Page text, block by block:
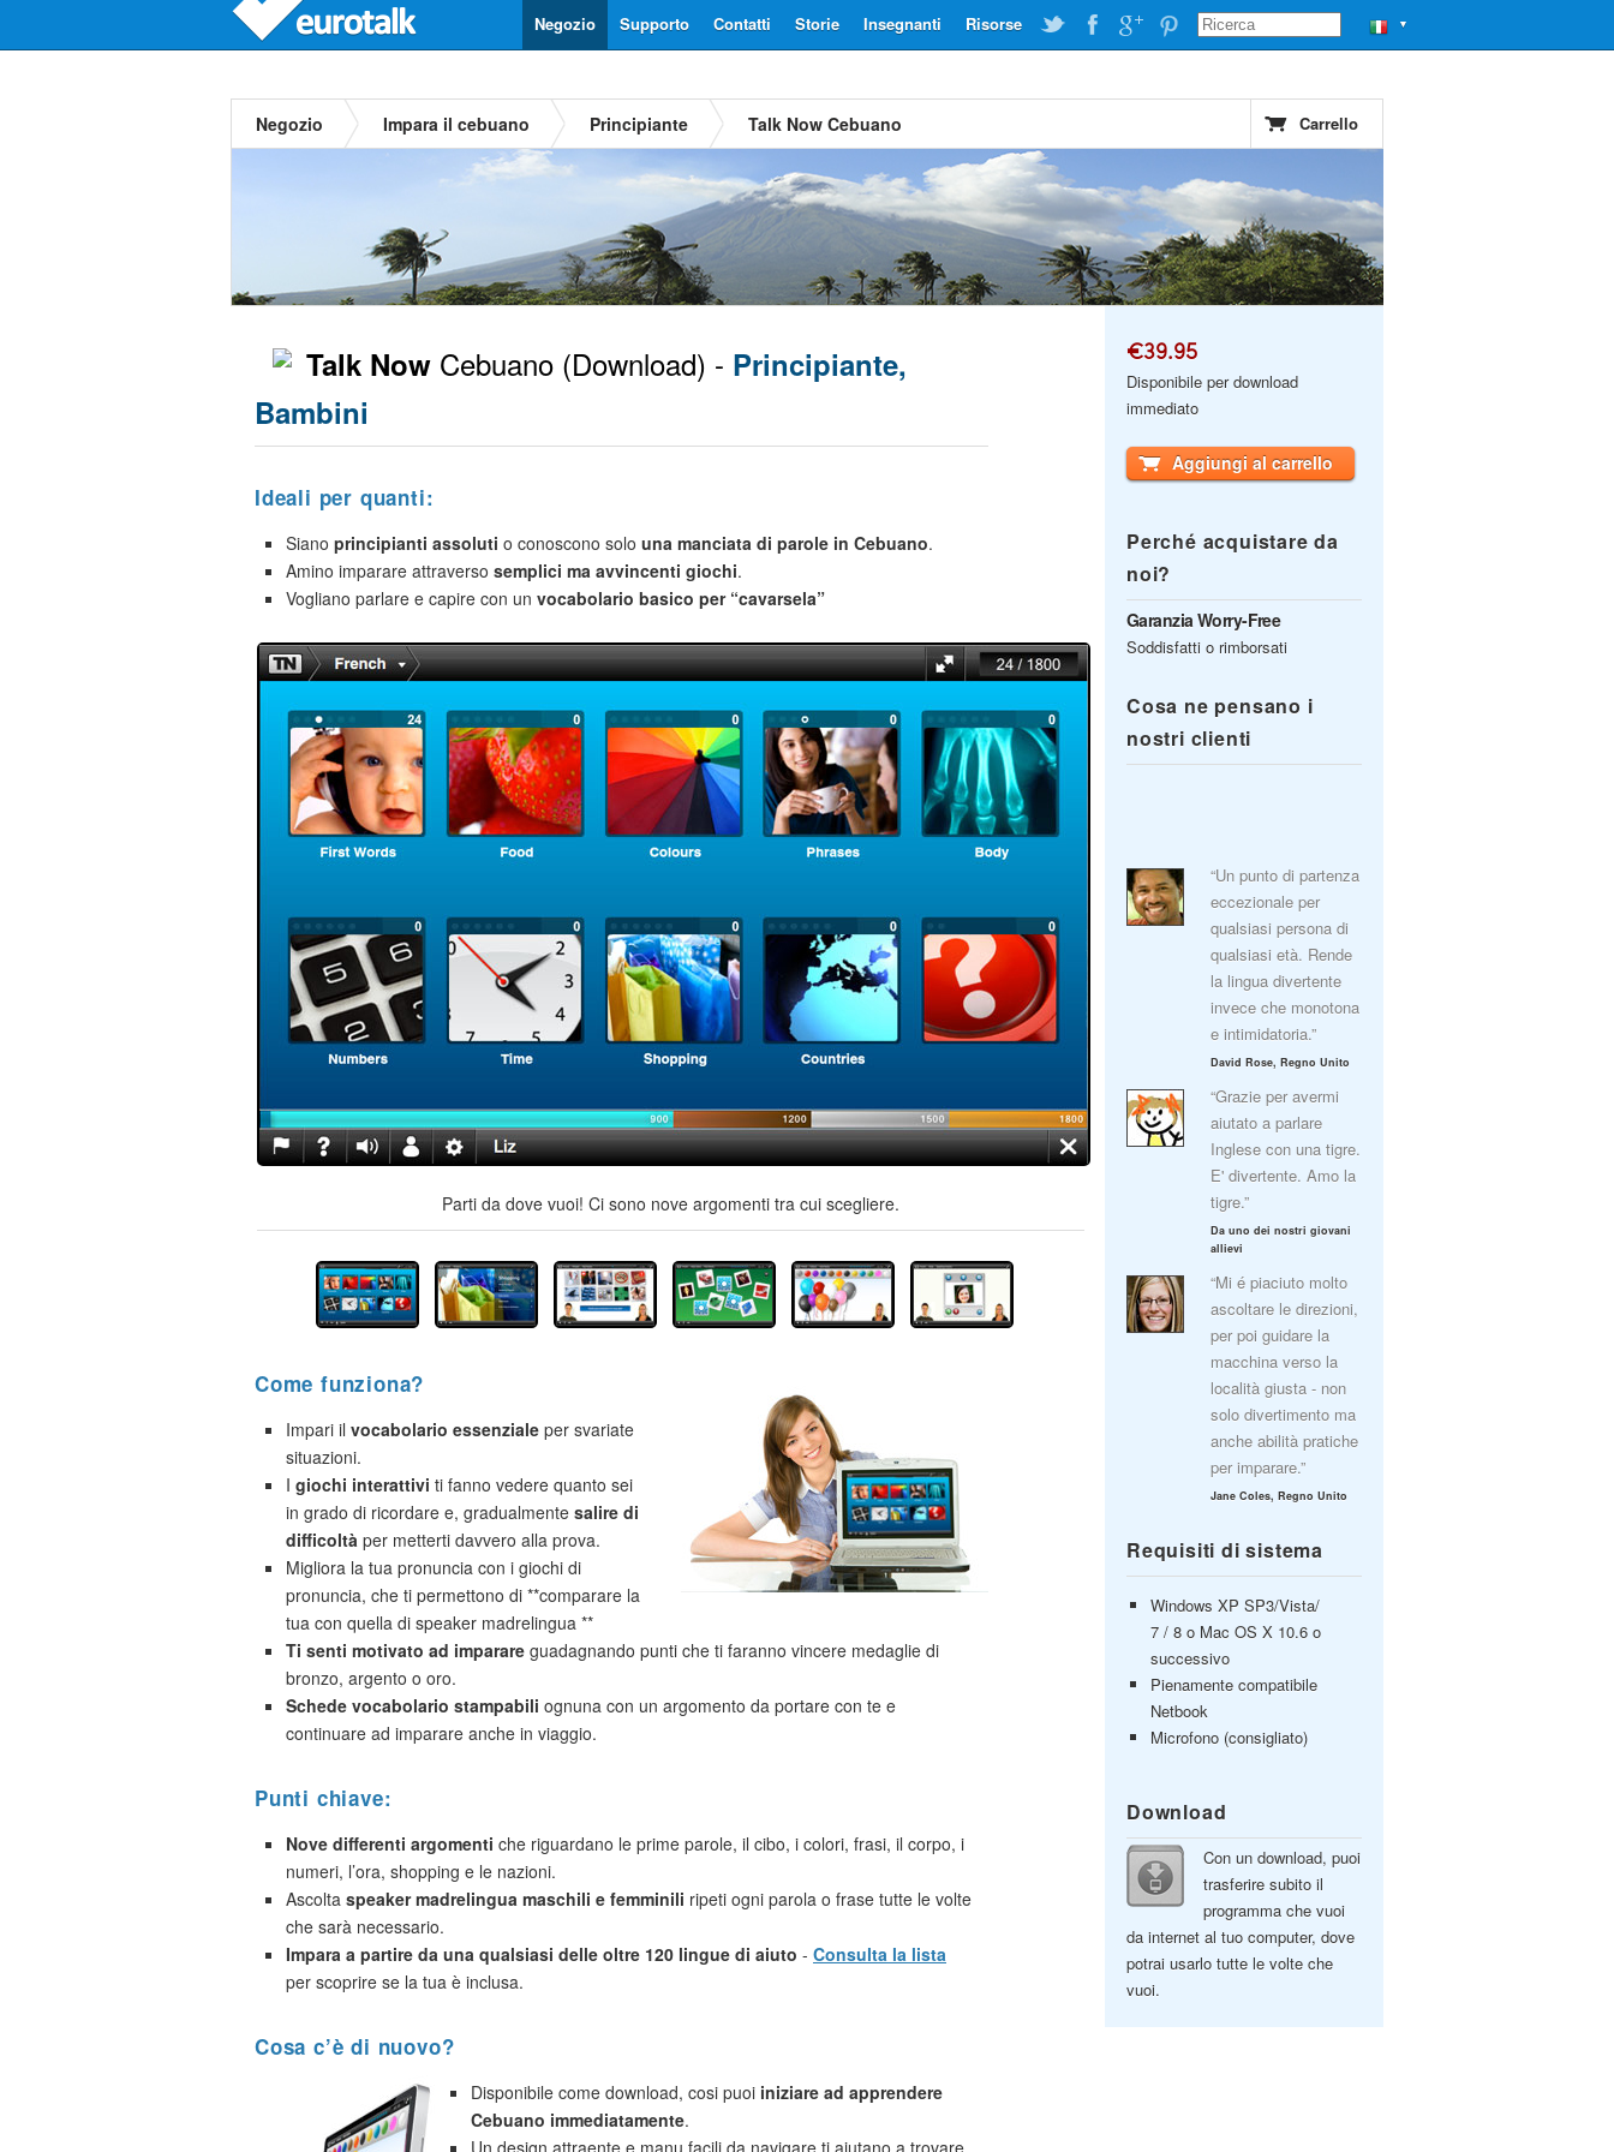
▼
Risorse
Insegnanti
Storie
Contatti
Supporto
Negozio
Negozio Impara il cebuano Principiante Talk Now Cebuano Carrello
Talk Now Cebuano (Download) - Principiante,
Bambini
Ideali per quanti:
Siano principianti assoluti o conoscono solo una manciata di parole in Cebuano.
Amino imparare attraverso semplici ma avvincenti giochi.
Vogliano parlare e capire con un vocabolario basico per “cavarsela”
Parti da dove vuoi! Ci sono nove argomenti tra cui scegliere.
Come funziona?
Impari il vocabolario essenziale per svariate
situazioni.
I giochi interattivi ti fanno vedere quanto sei
in grado di ricordare e, gradualmente salire di
difficoltà per metterti davvero alla prova.
Migliora la tua pronuncia con i giochi di
pronuncia, che ti permettono di **comparare la
tua con quella di speaker madrelingua **
Ti senti motivato ad imparare guadagnando punti che ti faranno vincere medaglie di
bronzo, argento o oro.
Schede vocabolario stampabili ognuna con un argomento da portare con te e
continuare ad imparare anche in viaggio.
Punti chiave:
Nove differenti argomenti che riguardano le prime parole, il cibo, i colori, frasi, il corpo, i
numeri, l’ora, shopping e le nazioni.
Ascolta speaker madrelingua maschili e femminili ripeti ogni parola o frase tutte le volte
che sarà necessario.
Impara a partire da una qualsiasi delle oltre 120 lingue di aiuto - Consulta la lista
per scoprire se la tua è inclusa.
Cosa c’è di nuovo?
Disponibile come download, cosi puoi iniziare ad apprendere
Cebuano immediatamente.
Un design attraente e manu facili da navigare ti aiutano a trovare
€39.95
Disponibile per download
immediato
Aggiungi al carrello
Perché acquistare da
noi?
Garanzia Worry-Free
Soddisfatti o rimborsati
Cosa ne pensano i
nostri clienti
“Un punto di partenza
eccezionale per
qualsiasi persona di
qualsiasi età. Rende
la lingua divertente
invece che monotona
e intimidatoria.”
David Rose, Regno Unito
“Grazie per avermi
aiutato a parlare
Inglese con una tigre.
E' divertente. Amo la
tigre.”
Da uno dei nostri giovani
allievi
“Mi é piaciuto molto
ascoltare le direzioni,
per poi guidare la
macchina verso la
località giusta - non
solo divertimento ma
anche abilità pratiche
per imparare.”
Jane Coles, Regno Unito
Requisiti di sistema
Windows XP SP3/Vista/
7 / 8 o Mac OS X 10.6 o
successivo
Pienamente compatibile
Netbook
Microfono (consigliato)
Download
Con un download, puoi
trasferire subito il
programma che vuoi
da internet al tuo computer, dove
potrai usarlo tutte le volte che
vuoi.